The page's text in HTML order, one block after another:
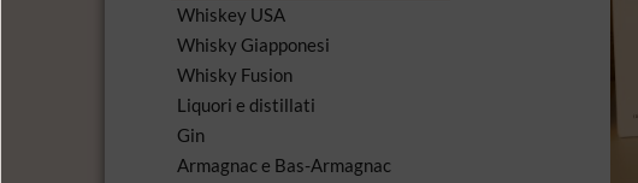
Whiskey USA
Whisky Giapponesi
Whisky Fusion
Liquori e distillati
Gin
Armagnac e Bas-Armagnac